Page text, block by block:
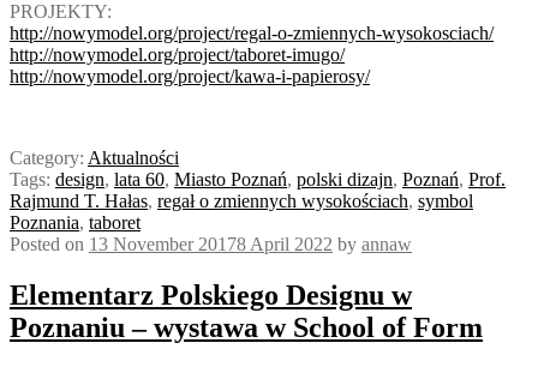
PROJEKTY:
http://nowymodel.org/project/regal-o-zmiennych-wysokosciach/
http://nowymodel.org/project/taboret-imugo/
http://nowymodel.org/project/kawa-i-papierosy/
Category: Aktualności
Tags: design, lata 60, Miasto Poznań, polski dizajn, Poznań, Prof.
Rajmund T. Hałas, regał o zmiennych wysokościach, symbol
Poznania, taboret
Posted on 13 November 20178 April 2022 by annaw
Elementarz Polskiego Designu w
Poznaniu – wystawa w School of Form